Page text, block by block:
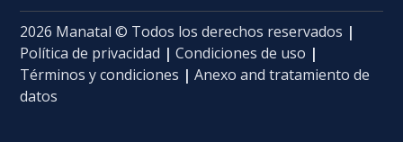
2026 Manatal © Todos los derechos reservados |
Política de privacidad |Condiciones de uso |
Términos y condiciones | Anexo and tratamiento de
datos